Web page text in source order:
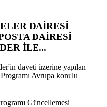
DAİRESİ
DAİRESİ
İLE...
daveti üzerine yapılan
Avrupa konulu